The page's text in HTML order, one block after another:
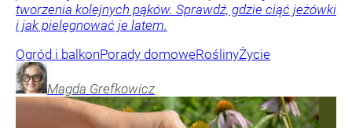
tworzenia kolejnych pąków. Sprawdź, gdzie ciąć jeżówki
i jak pielęgnować je latem.
Ogród i balkonPorady domoweRoślinyŻycie
Magda Grefkowicz